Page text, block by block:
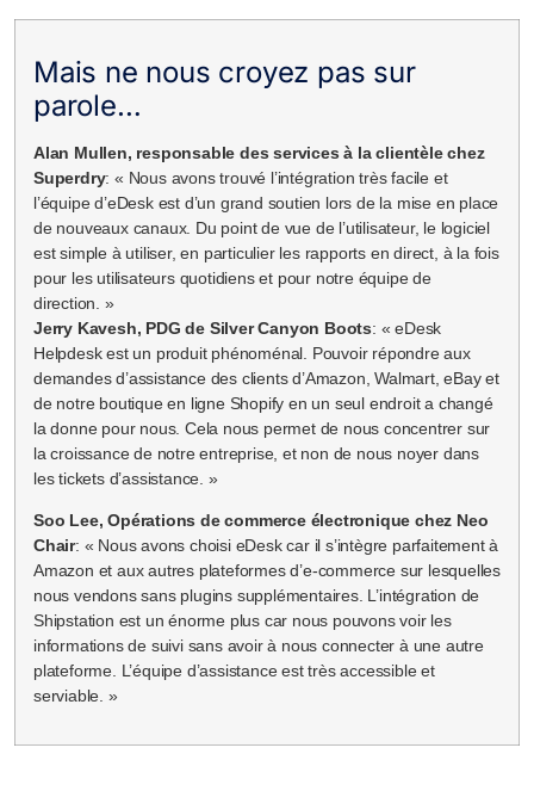
Mais ne nous croyez pas sur
parole…
Alan Mullen, responsable des services à la clientèle chez
Superdry: « Nous avons trouvé l’intégration très facile et
l’équipe d’eDesk est d’un grand soutien lors de la mise en place
de nouveaux canaux. Du point de vue de l’utilisateur, le logiciel
est simple à utiliser, en particulier les rapports en direct, à la fois
pour les utilisateurs quotidiens et pour notre équipe de
direction. »
Jerry Kavesh, PDG de Silver Canyon Boots: « eDesk
Helpdesk est un produit phénoménal. Pouvoir répondre aux
demandes d’assistance des clients d’Amazon, Walmart, eBay et
de notre boutique en ligne Shopify en un seul endroit a changé
la donne pour nous. Cela nous permet de nous concentrer sur
la croissance de notre entreprise, et non de nous noyer dans
les tickets d’assistance. »
Soo Lee, Opérations de commerce électronique chez Neo
Chair: « Nous avons choisi eDesk car il s’intègre parfaitement à
Amazon et aux autres plateformes d’e-commerce sur lesquelles
nous vendons sans plugins supplémentaires. L’intégration de
Shipstation est un énorme plus car nous pouvons voir les
informations de suivi sans avoir à nous connecter à une autre
plateforme. L’équipe d’assistance est très accessible et
serviable. »